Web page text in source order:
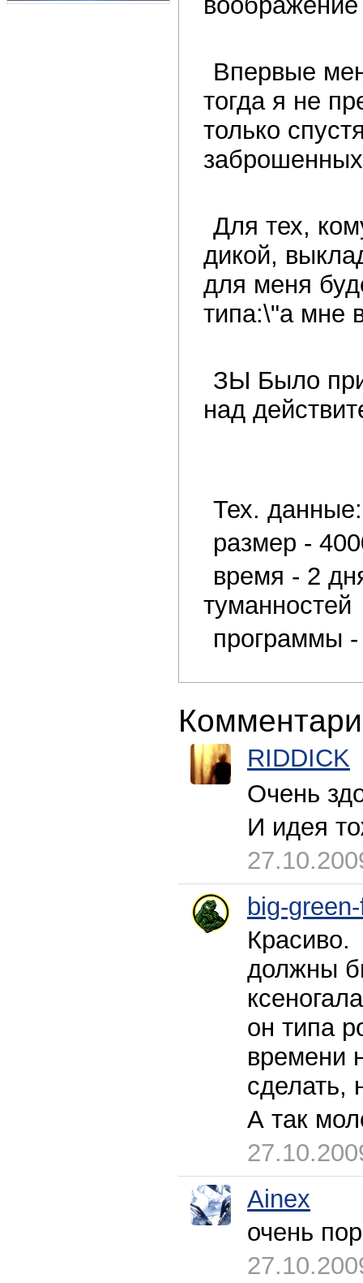
Впервые
тогда я не
только
Для тех,
дикой,
для меня
типа:\"а мне
ЗЫ Было
над
Тех. данные:
размер -
время - 2
туманностей
программы
RIDDICK
Очень
И идея
big-
Красиво.
должны
он типа
времени
А так
Ainex
очень